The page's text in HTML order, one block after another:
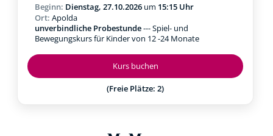
Kurs buchen
(Freie Plätze: 2)
Beginn: Dienstag, 27.10.2026 um 15:15 Uhr
Ort: Apolda
unverbindliche Probestunde--- Spiel- und
Bewegungskurs für Kinder von 12 -24 Monate